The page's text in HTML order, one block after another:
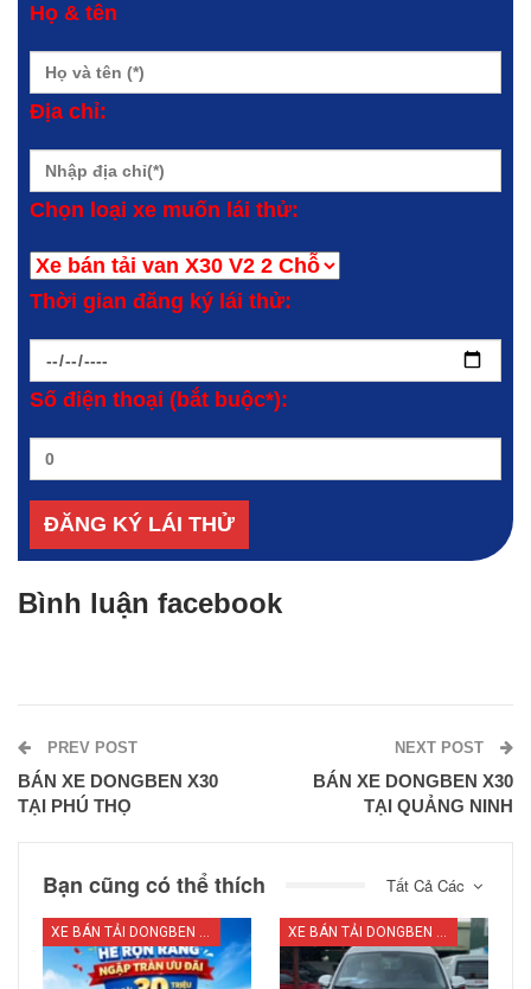
Họ & tên
Địa chỉ:
Chọn loại xe muốn lái thử:
Thời gian đăng ký lái thử:
Số điện thoại (bắt buộc*):
Bình luận facebook
PREV POST
BÁN XE DONGBEN X30
TẠI PHÚ THỌ
NEXT POST
BÁN XE DONGBEN X30
TẠI QUẢNG NINH
Tất Cả Các
Bạn cũng có thể thích
XE BÁN TẢI DONGBEN X30 XE BÁN TẢI DONGBEN X30